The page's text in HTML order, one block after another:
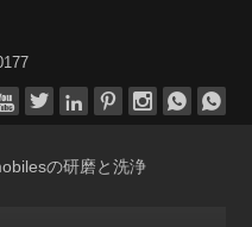
     
の研磨と洗浄